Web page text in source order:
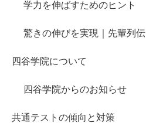
学力を伸ばすためのヒント
驚きの伸びを実現｜先輩列伝
四谷学院について
四谷学院からのお知らせ
共通テストの傾向と対策